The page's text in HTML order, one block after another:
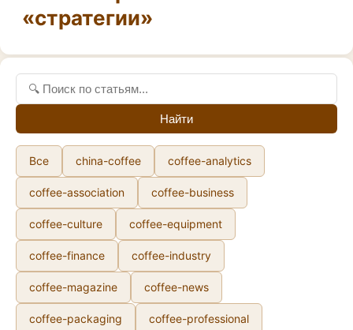
«стратегии»
Найти
Все china-coffee coffee-analytics
coffee-association coffee-business
coffee-culture coffee-equipment
coffee-finance coffee-industry
coffee-magazine coffee-news
coffee-packaging coffee-professional